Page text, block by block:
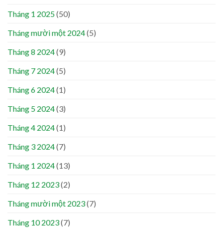
Tháng 1 2025(50)
Tháng mười một 2024(5)
Tháng 8 2024(9)
Tháng 7 2024(5)
Tháng 6 2024(1)
Tháng 5 2024(3)
Tháng 4 2024(1)
Tháng 3 2024(7)
Tháng 1 2024(13)
Tháng 12 2023(2)
Tháng mười một 2023(7)
Tháng 10 2023(7)